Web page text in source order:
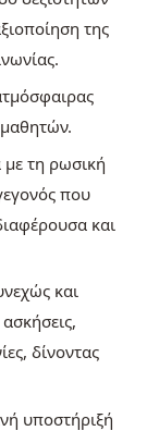
της
με τη ρωσική
που
και
και
δίνοντας
υποστήριξή